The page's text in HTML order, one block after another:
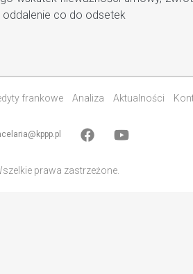
oddalenie co do odsetek
frankowe Analiza Aktualności
prawa zastrzeżone.